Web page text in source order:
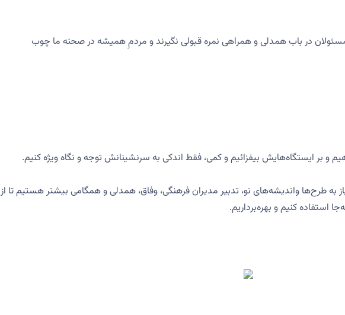
در باب همدلی و همراهی نمره قبولی نگیرند و مردمِ همیشه در صحنه ما چوب
و بر‌ ایستگاه‌هایش بیفزائیم و کمی، فقط اندکی به سرنشینانش توجه و نگاه ویژه کنیم.
به طرح‌ها و‌اندیشه‌های نو، تدبیر مدیران فرهنگی، وفاق، همدلی و همگامی بیشتر هستیم تا از
کنیم و بهره‌برداریم.